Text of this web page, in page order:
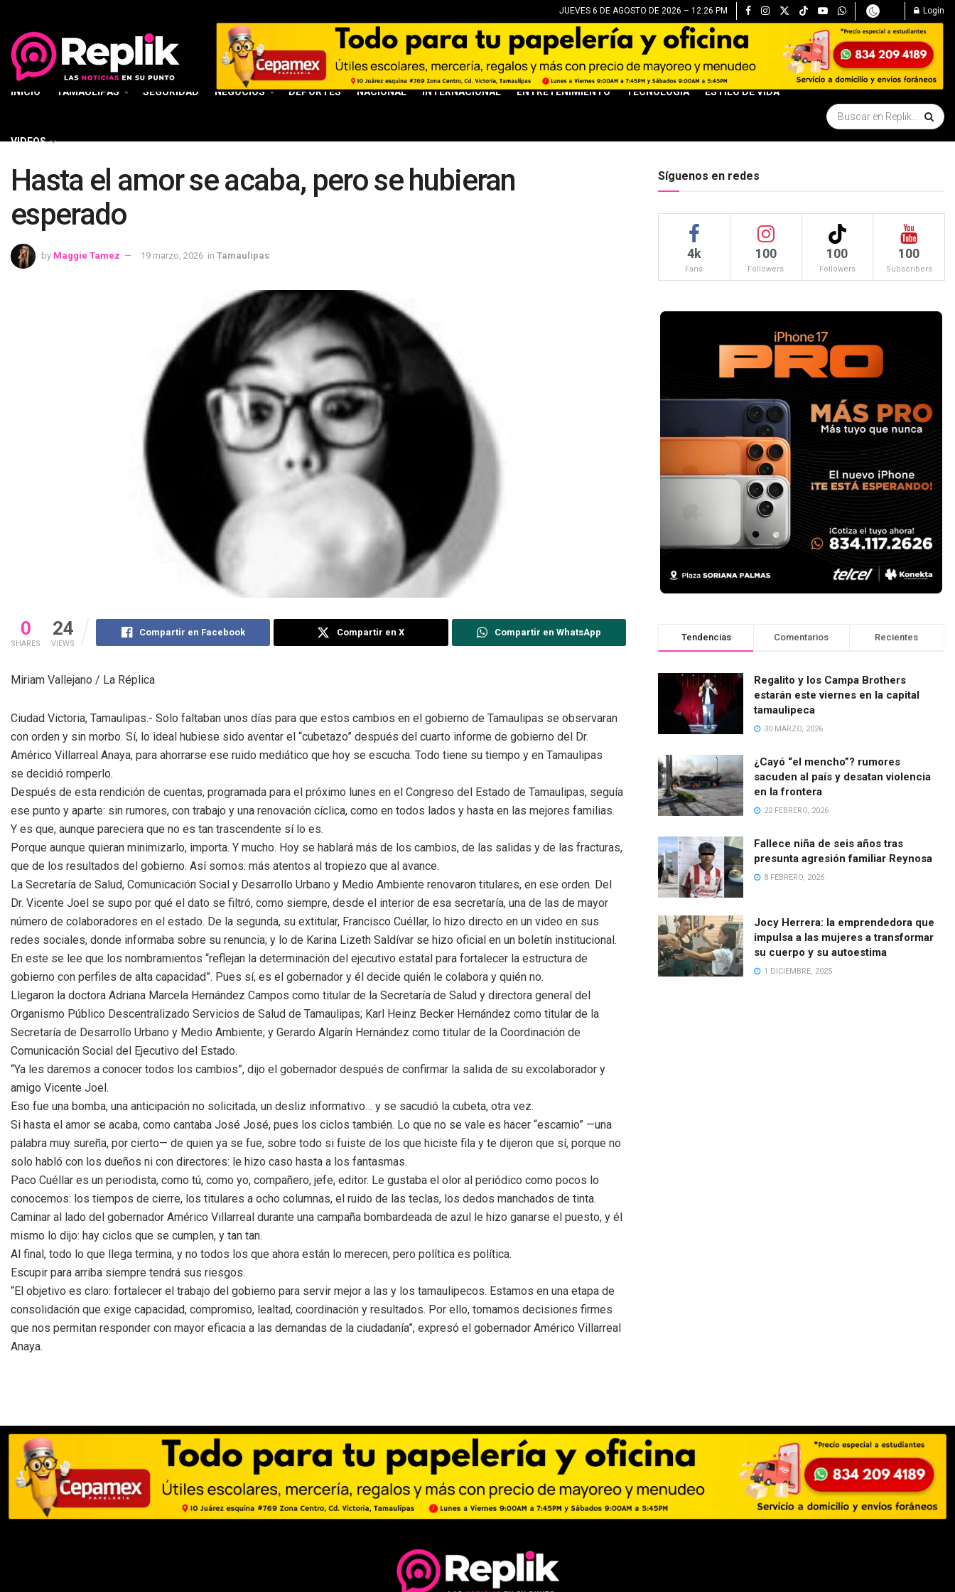
JUEVES 6 DE AGOSTO DE 2026 – 12:26 PM Login
INICIO TAMAULIPAS SEGURIDAD NEGOCIOS DEPORTES NACIONAL INTERNACIONAL ENTRETENIMIENTO TECNOLOGÍA ESTILO DE VIDA
VIDEOS
Hasta el amor se acaba, pero se hubieran
esperado
by Maggie Tamez 19 marzo, 2026 in Tamaulipas
0
SHARES
24
VIEWS
Compartir en Facebook Compartir en X Compartir en WhatsApp
Miriam Vallejano / La Réplica
Ciudad Victoria, Tamaulipas.- Solo faltaban unos días para que estos cambios en el gobierno de Tamaulipas se observaran
con orden y sin morbo. Sí, lo ideal hubiese sido aventar el “cubetazo” después del cuarto informe de gobierno del Dr.
Américo Villarreal Anaya, para ahorrarse ese ruido mediático que hoy se escucha. Todo tiene su tiempo y en Tamaulipas
se decidió romperlo.
Después de esta rendición de cuentas, programada para el próximo lunes en el Congreso del Estado de Tamaulipas, seguía
ese punto y aparte: sin rumores, con trabajo y una renovación cíclica, como en todos lados y hasta en las mejores familias.
Y es que, aunque pareciera que no es tan trascendente sí lo es.
Porque aunque quieran minimizarlo, importa. Y mucho. Hoy se hablará más de los cambios, de las salidas y de las fracturas,
que de los resultados del gobierno. Así somos: más atentos al tropiezo que al avance.
La Secretaría de Salud, Comunicación Social y Desarrollo Urbano y Medio Ambiente renovaron titulares, en ese orden. Del
Dr. Vicente Joel se supo por qué el dato se filtró, como siempre, desde el interior de esa secretaría, una de las de mayor
número de colaboradores en el estado. De la segunda, su extitular, Francisco Cuéllar, lo hizo directo en un video en sus
redes sociales, donde informaba sobre su renuncia; y lo de Karina Lizeth Saldívar se hizo oficial en un boletín institucional.
En este se lee que los nombramientos “reflejan la determinación del ejecutivo estatal para fortalecer la estructura de
gobierno con perfiles de alta capacidad”. Pues sí, es el gobernador y él decide quién le colabora y quién no.
Llegaron la doctora Adriana Marcela Hernández Campos como titular de la Secretaría de Salud y directora general del
Organismo Público Descentralizado Servicios de Salud de Tamaulipas; Karl Heinz Becker Hernández como titular de la
Secretaría de Desarrollo Urbano y Medio Ambiente; y Gerardo Algarín Hernández como titular de la Coordinación de
Comunicación Social del Ejecutivo del Estado.
“Ya les daremos a conocer todos los cambios”, dijo el gobernador después de confirmar la salida de su excolaborador y
amigo Vicente Joel.
Eso fue una bomba, una anticipación no solicitada, un desliz informativo… y se sacudió la cubeta, otra vez.
Si hasta el amor se acaba, como cantaba José José, pues los ciclos también. Lo que no se vale es hacer “escarnio” —una
palabra muy sureña, por cierto— de quien ya se fue, sobre todo si fuiste de los que hiciste fila y te dijeron que sí, porque no
solo habló con los dueños ni con directores: le hizo caso hasta a los fantasmas.
Paco Cuéllar es un periodista, como tú, como yo, compañero, jefe, editor. Le gustaba el olor al periódico como pocos lo
conocemos: los tiempos de cierre, los titulares a ocho columnas, el ruido de las teclas, los dedos manchados de tinta.
Caminar al lado del gobernador Américo Villarreal durante una campaña bombardeada de azul le hizo ganarse el puesto, y él
mismo lo dijo: hay ciclos que se cumplen, y tan tan.
Al final, todo lo que llega termina, y no todos los que ahora están lo merecen, pero política es política.
Escupir para arriba siempre tendrá sus riesgos.
“El objetivo es claro: fortalecer el trabajo del gobierno para servir mejor a las y los tamaulipecos. Estamos en una etapa de
consolidación que exige capacidad, compromiso, lealtad, coordinación y resultados. Por ello, tomamos decisiones firmes
que nos permitan responder con mayor eficacia a las demandas de la ciudadanía”, expresó el gobernador Américo Villarreal
Anaya.
Síguenos en redes
4k
Fans
100
Followers
100
Followers
100
Subscribers
Tendencias Comentarios Recientes
Regalito y los Campa Brothers
estarán este viernes en la capital
tamaulipeca
30 MARZO, 2026
¿Cayó “el mencho”? rumores
sacuden al país y desatan violencia
en la frontera
22 FEBRERO, 2026
Fallece niña de seis años tras
presunta agresión familiar Reynosa
8 FEBRERO, 2026
Jocy Herrera: la emprendedora que
impulsa a las mujeres a transformar
su cuerpo y su autoestima
1 DICIEMBRE, 2025